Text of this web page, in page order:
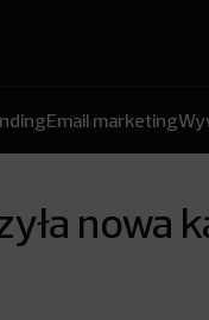
Email marketing
nowa